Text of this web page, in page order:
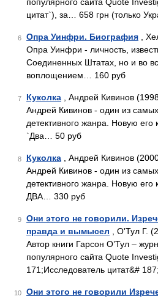
цитат`), за… 658 грн (только
6 Опра Уинфри. Биография ,
Опра Уинфри - личность,
Соединенных Штатах, но и во
воплощением… 160 руб
7 Куколка , Андрей Кивинов
Андрей Кивинов - один из
детективного жанра. Новую его
`Два… 50 руб
8 Куколка , Андрей Кивинов
Андрей Кивинов - один из
детективного жанра. Новую его
ДВА… 330 руб
9
Они этого не говорили.
правда и вымысел , О'Тул Г.
Автор книги Гарсон О’Тул –
популярного сайта Quote
171;Исследователь цитат&#
10
Они этого не говорили